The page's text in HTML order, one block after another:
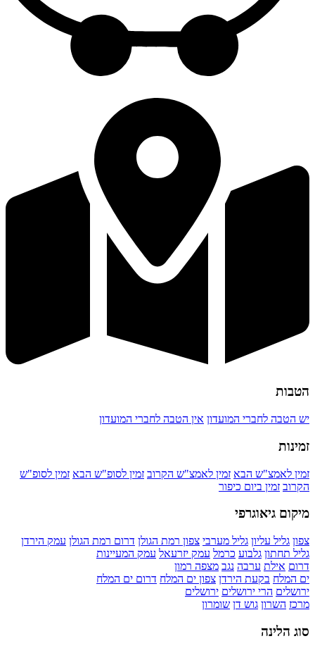
הטבות
יש הטבה לחברי המועדון אין הטבה לחברי המועדון
זמינות
זמין לאמצ"ש הבא זמין לאמצ"ש הקרוב זמין לסופ"ש הבא זמין לסופ"ש
הקרוב זמין ביום כיפור
מיקום גיאוגרפי
צפון גליל עליון גליל מערבי צפון רמת הגולן דרום רמת הגולן עמק הירדן
גליל תחתון גלבוע כרמל עמק יזרעאל עמק המעיינות
דרום אילת ערבה נגב מצפה רמון
ים המלח בקעת הירדן צפון ים המלח דרום ים המלח
ירושלים הרי ירושלים ירושלים
מרכז השרון גוש דן שומרון
סוג הלינה